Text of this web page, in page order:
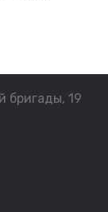
бригады, 19